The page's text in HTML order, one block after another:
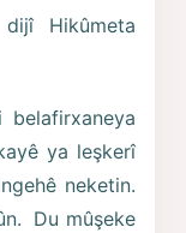
Hikûmeta
ya leşkerî
neketin.
Du mûşeke